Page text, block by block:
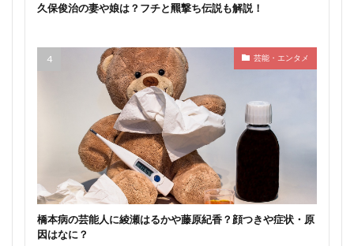
久保俊治の妻や娘は？フチと羆撃ち伝説も解説！
芸能・エンタメ
橋本病の芸能人に綾瀬はるかや藤原紀香？顔つきや症状・原
因はなに？